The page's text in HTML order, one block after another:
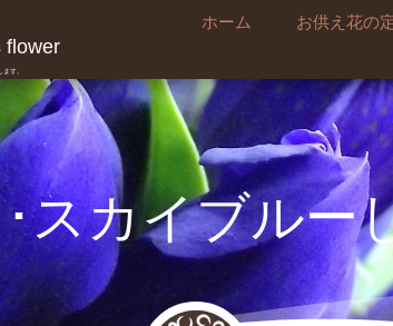
flower
す。
ホーム お供え花の
スカイブルー